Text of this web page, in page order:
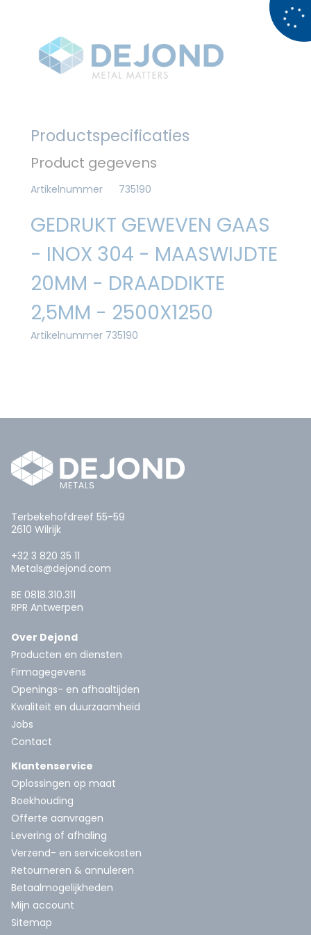
Productspecificaties
Product gegevens
Artikelnummer 735190
GEDRUKT GEWEVEN GAAS
- INOX 304 - MAASWIJDTE
20MM - DRAADDIKTE
2,5MM - 2500X1250
Artikelnummer 735190
Terbekehofdreef 55-59
2610 Wilrijk
+32 3 820 35 11
Metals@dejond.com
BE 0818.310.311
RPR Antwerpen
Over Dejond
Producten en diensten
Firmagegevens
Openings- en afhaaltijden
Kwaliteit en duurzaamheid
Jobs
Contact
Klantenservice
Oplossingen op maat
Boekhouding
Offerte aanvragen
Levering of afhaling
Verzend- en servicekosten
Retourneren & annuleren
Betaalmogelijkheden
Mijn account
Sitemap